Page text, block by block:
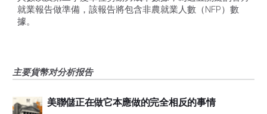
就業報告做準備，該報告將包含非農就業人數（NFP）數
據。
主要貨幣对分析报告
美聯儲正在做它本應做的完全相反的事情